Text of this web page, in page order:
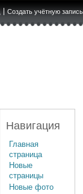
Создать учётную запись
Навигация
Главная
страница
Новые
страницы
Новые фото